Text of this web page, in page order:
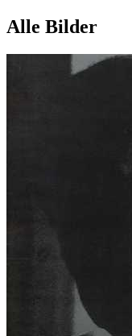
Alle Bilder